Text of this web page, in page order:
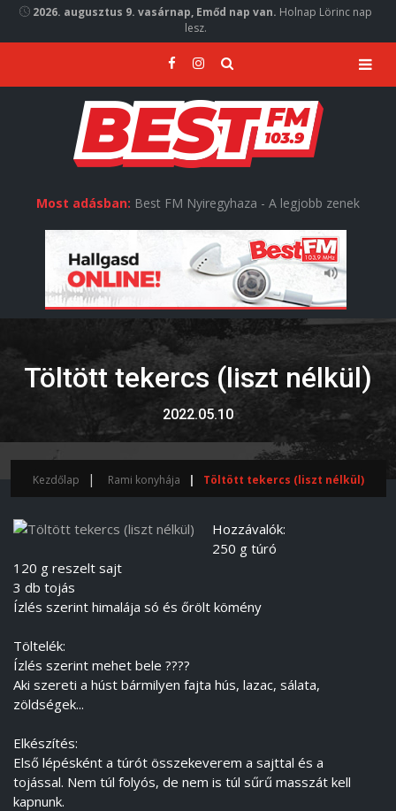
2026. augusztus 9. vasárnap, Emőd nap van. Holnap Lörinc nap
lesz.
Most adásban: Best FM Nyiregyhaza - A legjobb zenek
Töltött tekercs (liszt nélkül)
2022.05.10
Kezdőlap Rami konyhája Töltött tekercs (liszt nélkül)
Hozzávalók:
250 g túró
120 g reszelt sajt
3 db tojás
Ízlés szerint himalája só és őrölt kömény
Töltelék:
Ízlés szerint mehet bele ????
Aki szereti a húst bármilyen fajta hús, lazac, sálata,
zöldségek...
Elkészítés:
Első lépésként a túrót összekeverem a sajttal és a
tojással. Nem túl folyós, de nem is túl sűrű masszát kell
kapnunk.